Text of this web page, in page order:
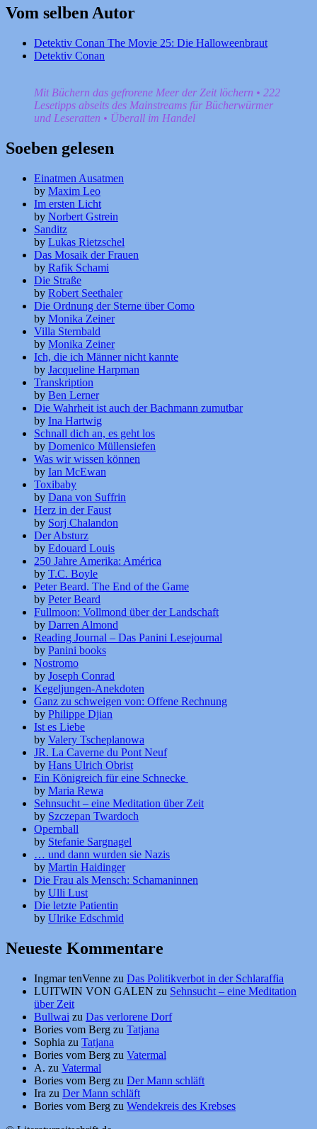
Vom selben Autor
Detektiv Conan The Movie 25: Die Halloweenbraut
Detektiv Conan
Mit Büchern das gefrorene Meer der Zeit löchern • 222
Lesetipps abseits des Mainstreams für Bücherwürmer
und Leseratten • Überall im Handel
Soeben gelesen
Einatmen Ausatmen
by Maxim Leo
Im ersten Licht
by Norbert Gstrein
Sanditz
by Lukas Rietzschel
Das Mosaik der Frauen
by Rafik Schami
Die Straße
by Robert Seethaler
Die Ordnung der Sterne über Como
by Monika Zeiner
Villa Sternbald
by Monika Zeiner
Ich, die ich Männer nicht kannte
by Jacqueline Harpman
Transkription
by Ben Lerner
Die Wahrheit ist auch der Bachmann zumutbar
by Ina Hartwig
Schnall dich an, es geht los
by Domenico Müllensiefen
Was wir wissen können
by Ian McEwan
Toxibaby
by Dana von Suffrin
Herz in der Faust
by Sorj Chalandon
Der Absturz
by Edouard Louis
250 Jahre Amerika: América
by T.C. Boyle
Peter Beard. The End of the Game
by Peter Beard
Fullmoon: Vollmond über der Landschaft
by Darren Almond
Reading Journal – Das Panini Lesejournal
by Panini books
Nostromo
by Joseph Conrad
Kegeljungen-Anekdoten
Ganz zu schweigen von: Offene Rechnung
by Philippe Djian
Ist es Liebe
by Valery Tscheplanowa
JR. La Caverne du Pont Neuf
by Hans Ulrich Obrist
Ein Königreich für eine Schnecke
by Maria Rewa
Sehnsucht – eine Meditation über Zeit
by Szczepan Twardoch
Opernball
by Stefanie Sargnagel
… und dann wurden sie Nazis
by Martin Haidinger
Die Frau als Mensch: Schamaninnen
by Ulli Lust
Die letzte Patientin
by Ulrike Edschmid
Neueste Kommentare
Ingmar tenVenne zu Das Politikverbot in der Schlaraffia
LUITWIN VON GALEN zu Sehnsucht – eine Meditation
über Zeit
Bullwai zu Das verlorene Dorf
Bories vom Berg zu Tatjana
Sophia zu Tatjana
Bories vom Berg zu Vatermal
A. zu Vatermal
Bories vom Berg zu Der Mann schläft
Ira zu Der Mann schläft
Bories vom Berg zu Wendekreis des Krebses